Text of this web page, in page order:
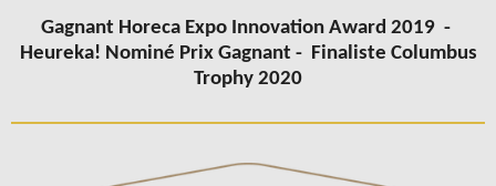
Gagnant Horeca Expo Innovation Award 2019 -
Heureka! Nominé Prix Gagnant - Finaliste Columbus
Trophy 2020